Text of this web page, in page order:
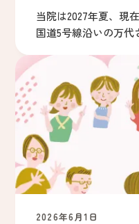
当院は2027年夏、現
国道5号線沿いの万代
2026年6月1日